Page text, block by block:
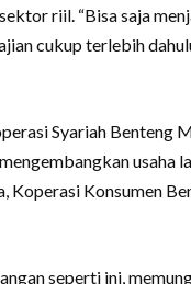
riil. “Bisa saja
cukup terlebih
Syariah Benteng
Koperasi Konsumen
seperti ini,